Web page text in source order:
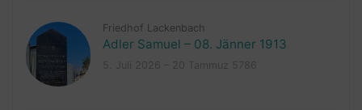
Friedhof Lackenbach
Adler Samuel – 08. Jänner 1913